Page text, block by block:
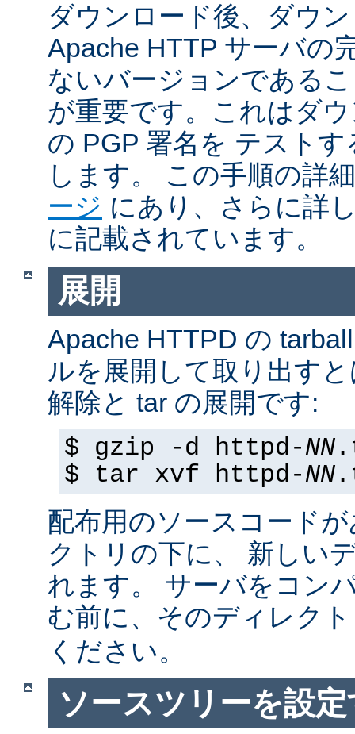
ダウンロード後、ダウ
Apache HTTP サーバの
ないバージョンである
が重要です。これはダ
の PGP 署名を テスト
します。 この手順の詳
ージ にあり、さらに詳
に記載されています。
展開
Apache HTTPD の
ルを展開して取り出す
解除と tar の展開です:
$ gzip -d httpd-NN
$ tar xvf httpd-NN
配布用のソースコード
クトリの下に、 新しい
れます。 サーバをコン
む前に、そのディレク
ください。
ソースツリーを設